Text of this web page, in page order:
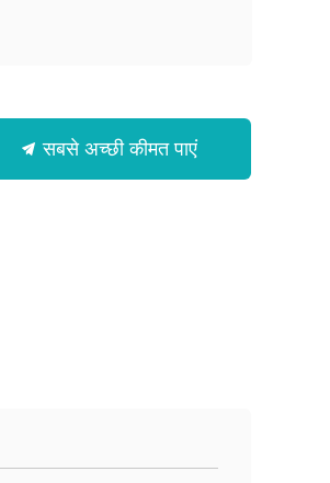
सबसे अच्छी कीमत पाएं